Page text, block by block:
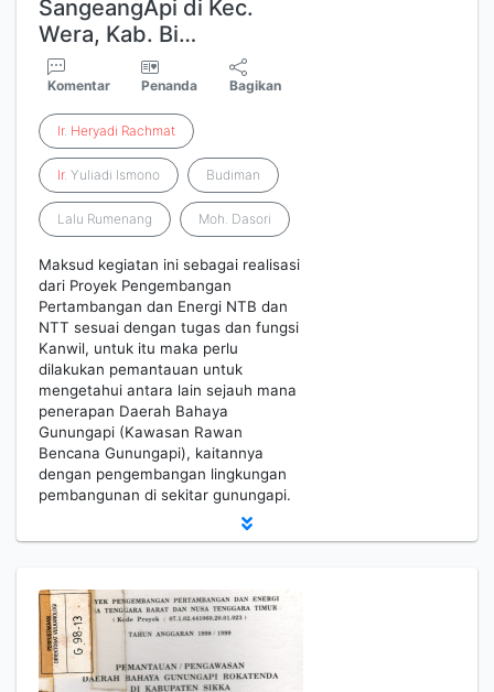
SangeangApi di Kec.
Wera, Kab. Bi…
Komentar Penanda Bagikan
Ir. Heryadi Rachmat
Ir. Yuliadi Ismono Budiman
Lalu Rumenang Moh. Dasori
Maksud kegiatan ini sebagai realisasi
dari Proyek Pengembangan
Pertambangan dan Energi NTB dan
NTT sesuai dengan tugas dan fungsi
Kanwil, untuk itu maka perlu
dilakukan pemantauan untuk
mengetahui antara lain sejauh mana
penerapan Daerah Bahaya
Gunungapi (Kawasan Rawan
Bencana Gunungapi), kaitannya
dengan pengembangan lingkungan
pembangunan di sekitar gunungapi.